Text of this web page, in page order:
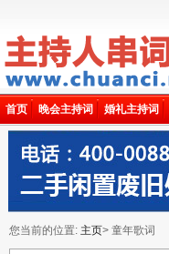
首页 晚会主持词 婚礼主持词
您当前的位置: 主页> 童年歌词